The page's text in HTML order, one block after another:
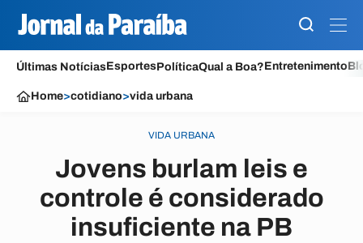
Últimas NotíciasEsportesPolíticaQual a Boa?Entretenimento
Home>cotidiano>vida urbana
VIDA URBANA
Jovens burlam leis e
controle é considerado
insuficiente na PB